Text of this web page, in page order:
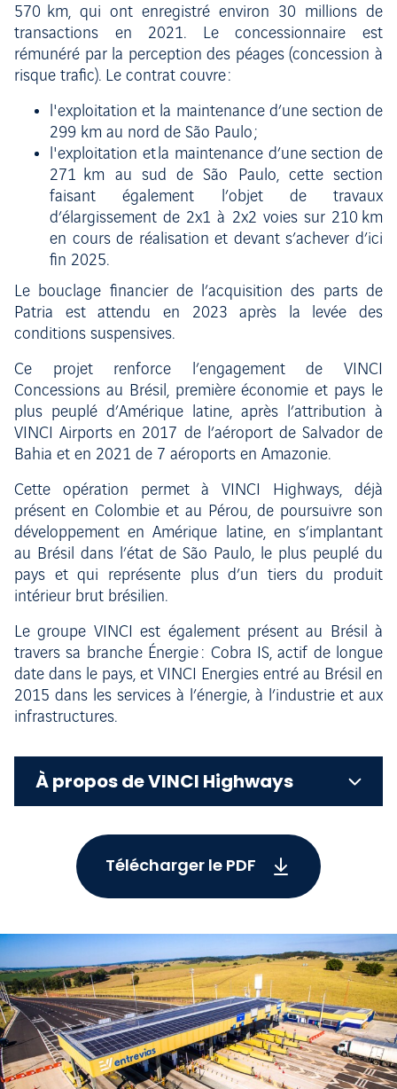
570 km, qui ont enregistré environ 30 millions de
transactions en 2021. Le concessionnaire est
rémunéré par la perception des péages (concession à
risque trafic). Le contrat couvre :
l'exploitation et la maintenance d’une section de
299 km au nord de São Paulo ;
l'exploitation et la maintenance d’une section de
271 km au sud de São Paulo, cette section
faisant également l’objet de travaux
d’élargissement de 2x1 à 2x2 voies sur 210 km
en cours de réalisation et devant s’achever d’ici
fin 2025.
Le bouclage financier de l’acquisition des parts de
Patria est attendu en 2023 après la levée des
conditions suspensives.
Ce projet renforce l’engagement de VINCI
Concessions au Brésil, première économie et pays le
plus peuplé d’Amérique latine, après l’attribution à
VINCI Airports en 2017 de l’aéroport de Salvador de
Bahia et en 2021 de 7 aéroports en Amazonie.
Cette opération permet à VINCI Highways, déjà
présent en Colombie et au Pérou, de poursuivre son
développement en Amérique latine, en s’implantant
au Brésil dans l’état de São Paulo, le plus peuplé du
pays et qui représente plus d’un tiers du produit
intérieur brut brésilien.
Le groupe VINCI est également présent au Brésil à
travers sa branche Énergie : Cobra IS, actif de longue
date dans le pays, et VINCI Energies entré au Brésil en
2015 dans les services à l’énergie, à l’industrie et aux
infrastructures.
À propos de VINCI Highways
Télécharger le PDF